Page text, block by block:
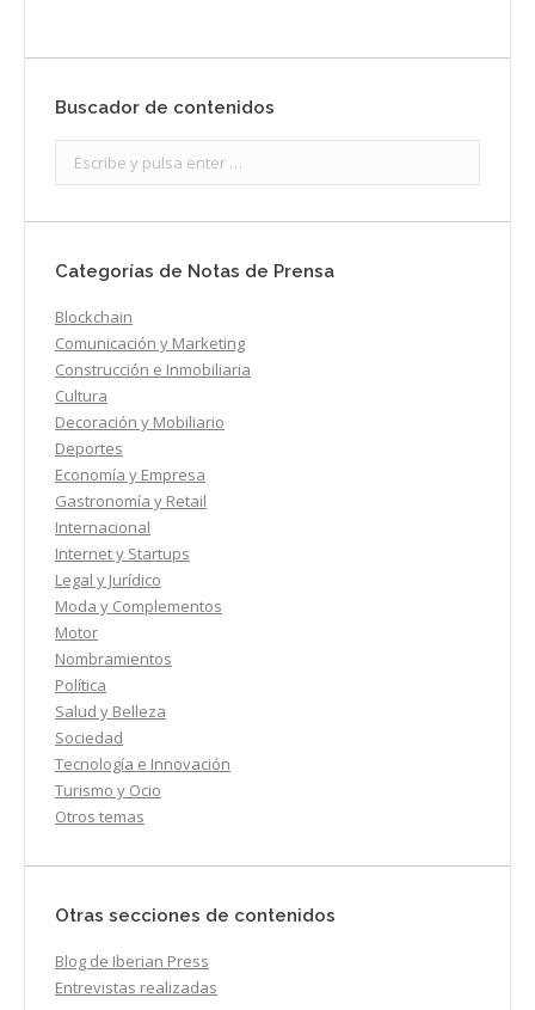
Buscador de contenidos
Categorías de Notas de Prensa
Blockchain
Comunicación y Marketing
Construcción e Inmobiliaria
Cultura
Decoración y Mobiliario
Deportes
Economía y Empresa
Gastronomía y Retail
Internacional
Internet y Startups
Legal y Jurídico
Moda y Complementos
Motor
Nombramientos
Política
Salud y Belleza
Sociedad
Tecnología e Innovación
Turismo y Ocio
Otros temas
Otras secciones de contenidos
Blog de Iberian Press
Entrevistas realizadas